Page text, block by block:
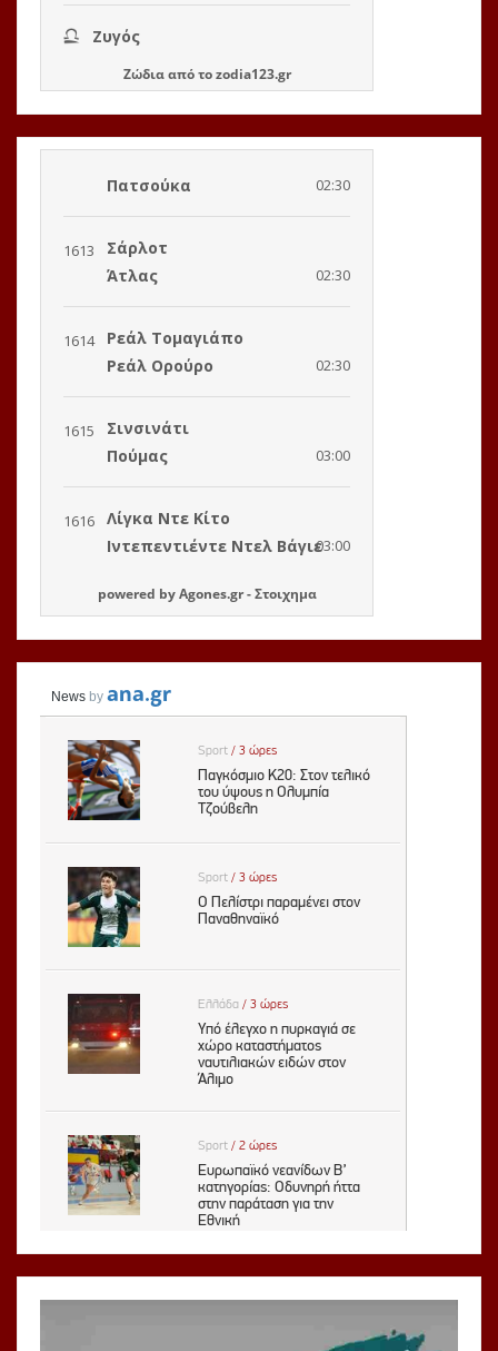
Ζώδιααπό τοzodia123.gr
powered byAgones.gr-Στοιχημα